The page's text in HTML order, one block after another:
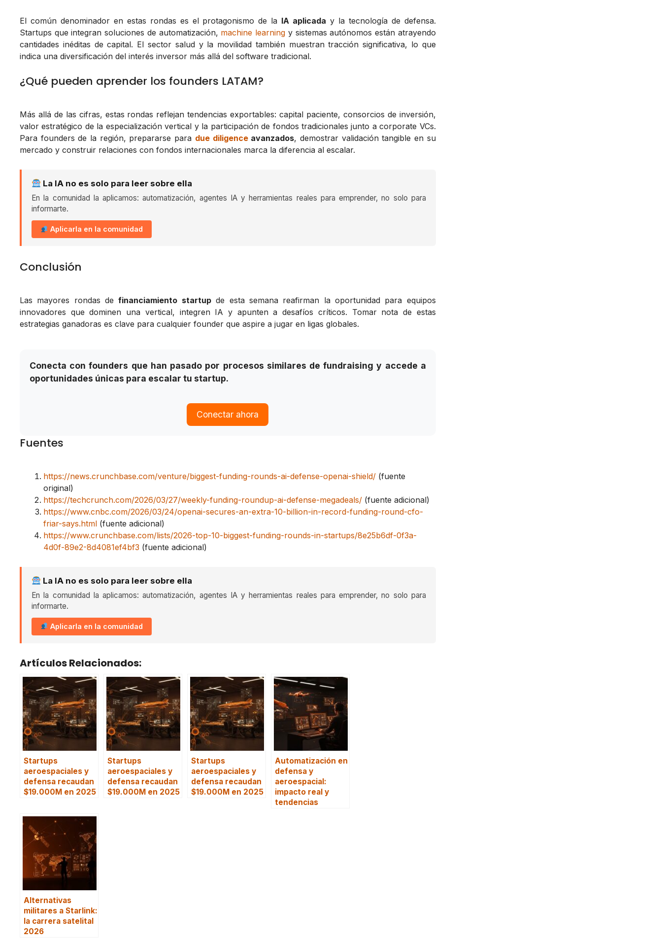
El común denominador en estas rondas es el protagonismo de la IA aplicada y la tecnología de defensa.
Startups que integran soluciones de automatización, machine learning y sistemas autónomos están atrayendo
cantidades inéditas de capital. El sector salud y la movilidad también muestran tracción significativa, lo que
indica una diversificación del interés inversor más allá del software tradicional.
¿Qué pueden aprender los founders LATAM?
Más allá de las cifras, estas rondas reflejan tendencias exportables: capital paciente, consorcios de inversión,
valor estratégico de la especialización vertical y la participación de fondos tradicionales junto a corporate VCs.
Para founders de la región, prepararse para due diligenceavanzados, demostrar validación tangible en su
mercado y construir relaciones con fondos internacionales marca la diferencia al escalar.
La IA no es solo para leer sobre ella
En la comunidad la aplicamos: automatización, agentes IA y herramientas reales para emprender, no solo para
informarte.
Aplicarla en la comunidad
Conclusión
Las mayores rondas definanciamiento startupde esta semana reafirman la oportunidad para equipos
innovadores que dominen una vertical, integren IA y apunten a desafíos críticos. Tomar nota de estas
estrategias ganadoras es clave para cualquier founder que aspire a jugar en ligas globales.
Conecta con founders que han pasado por procesos similares de fundraising y accede a
oportunidades únicas para escalar tu startup.
Conectar ahora
Fuentes
https://news.crunchbase.com/venture/biggest-funding-rounds-ai-defense-openai-shield/ (fuente
original)
https://techcrunch.com/2026/03/27/weekly-funding-roundup-ai-defense-megadeals/ (fuente adicional)
https://www.cnbc.com/2026/03/24/openai-secures-an-extra-10-billion-in-record-funding-round-cfo-
friar-says.html (fuente adicional)
https://www.crunchbase.com/lists/2026-top-10-biggest-funding-rounds-in-startups/8e25b6df-0f3a-
4d0f-89e2-8d4081ef4bf3 (fuente adicional)
La IA no es solo para leer sobre ella
En la comunidad la aplicamos: automatización, agentes IA y herramientas reales para emprender, no solo para
informarte.
Aplicarla en la comunidad
Artículos Relacionados:
Startups
aeroespaciales y
defensa recaudan
$19.000M en 2025
Startups
aeroespaciales y
defensa recaudan
$19.000M en 2025
Startups
aeroespaciales y
defensa recaudan
$19.000M en 2025
Automatización en
defensa y
aeroespacial:
impacto real y
tendencias
Alternativas
militares a Starlink:
la carrera satelital
2026